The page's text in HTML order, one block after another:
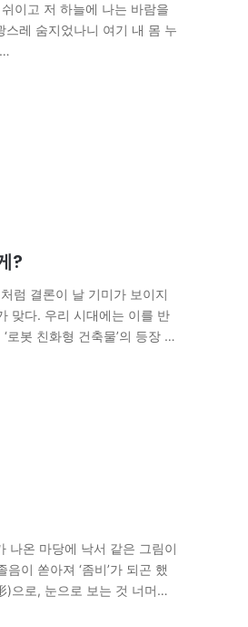
이고 저 하늘에 나는 바람을
레 숨지었나니 여기 내 몸 누
?
럼 결론이 날 기미가 보이지
맞다. 우리 시대에는 이를 반
봇 친화형 건축물’의 등장 때
나온 마당에 낙서 같은 그림이
이 쏟아져 ‘좀비’가 되곤 했
으로, 눈으로 보는 것 너머의